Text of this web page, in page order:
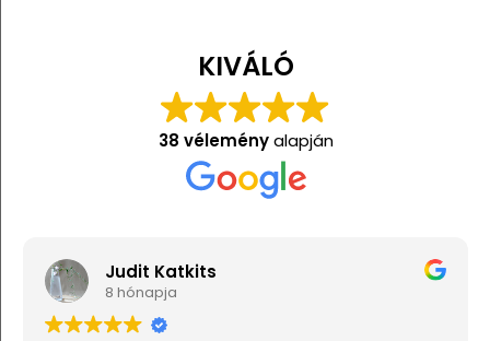
KIVÁLÓ
38 véleményalapján
Judit Katkits
8 hónapja